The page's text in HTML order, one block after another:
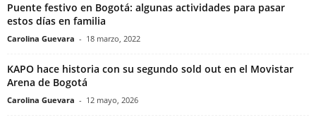
Puente festivo en Bogotá: algunas actividades para pasar
estos días en familia
Carolina Guevara - 18 marzo, 2022
KAPO hace historia con su segundo sold out en el Movistar
Arena de Bogotá
Carolina Guevara - 12 mayo, 2026